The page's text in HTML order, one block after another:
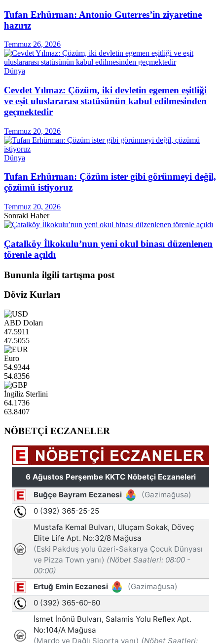
Tufan Erhürman: Antonio Guterres’in ziyaretine
hazırız
Temmuz 26, 2026
Dünya
Cevdet Yılmaz: Çözüm, iki devletin egemen eşitliği
ve eşit uluslararası statüsünün kabul edilmesinden
geçmektedir
Temmuz 20, 2026
Dünya
Tufan Erhürman: Çözüm ister gibi görünmeyi değil,
çözümü istiyoruz
Temmuz 20, 2026
Sonraki Haber
Çatalköy İlkokulu’nun yeni okul binası düzenlenen
törenle açıldı
Bununla ilgili tartışma post
Döviz Kurları
ABD Doları
47.5911
47.5055
Euro
54.9344
54.8356
İngiliz Sterlini
64.1736
63.8407
NÖBETÇİ ECZANELER